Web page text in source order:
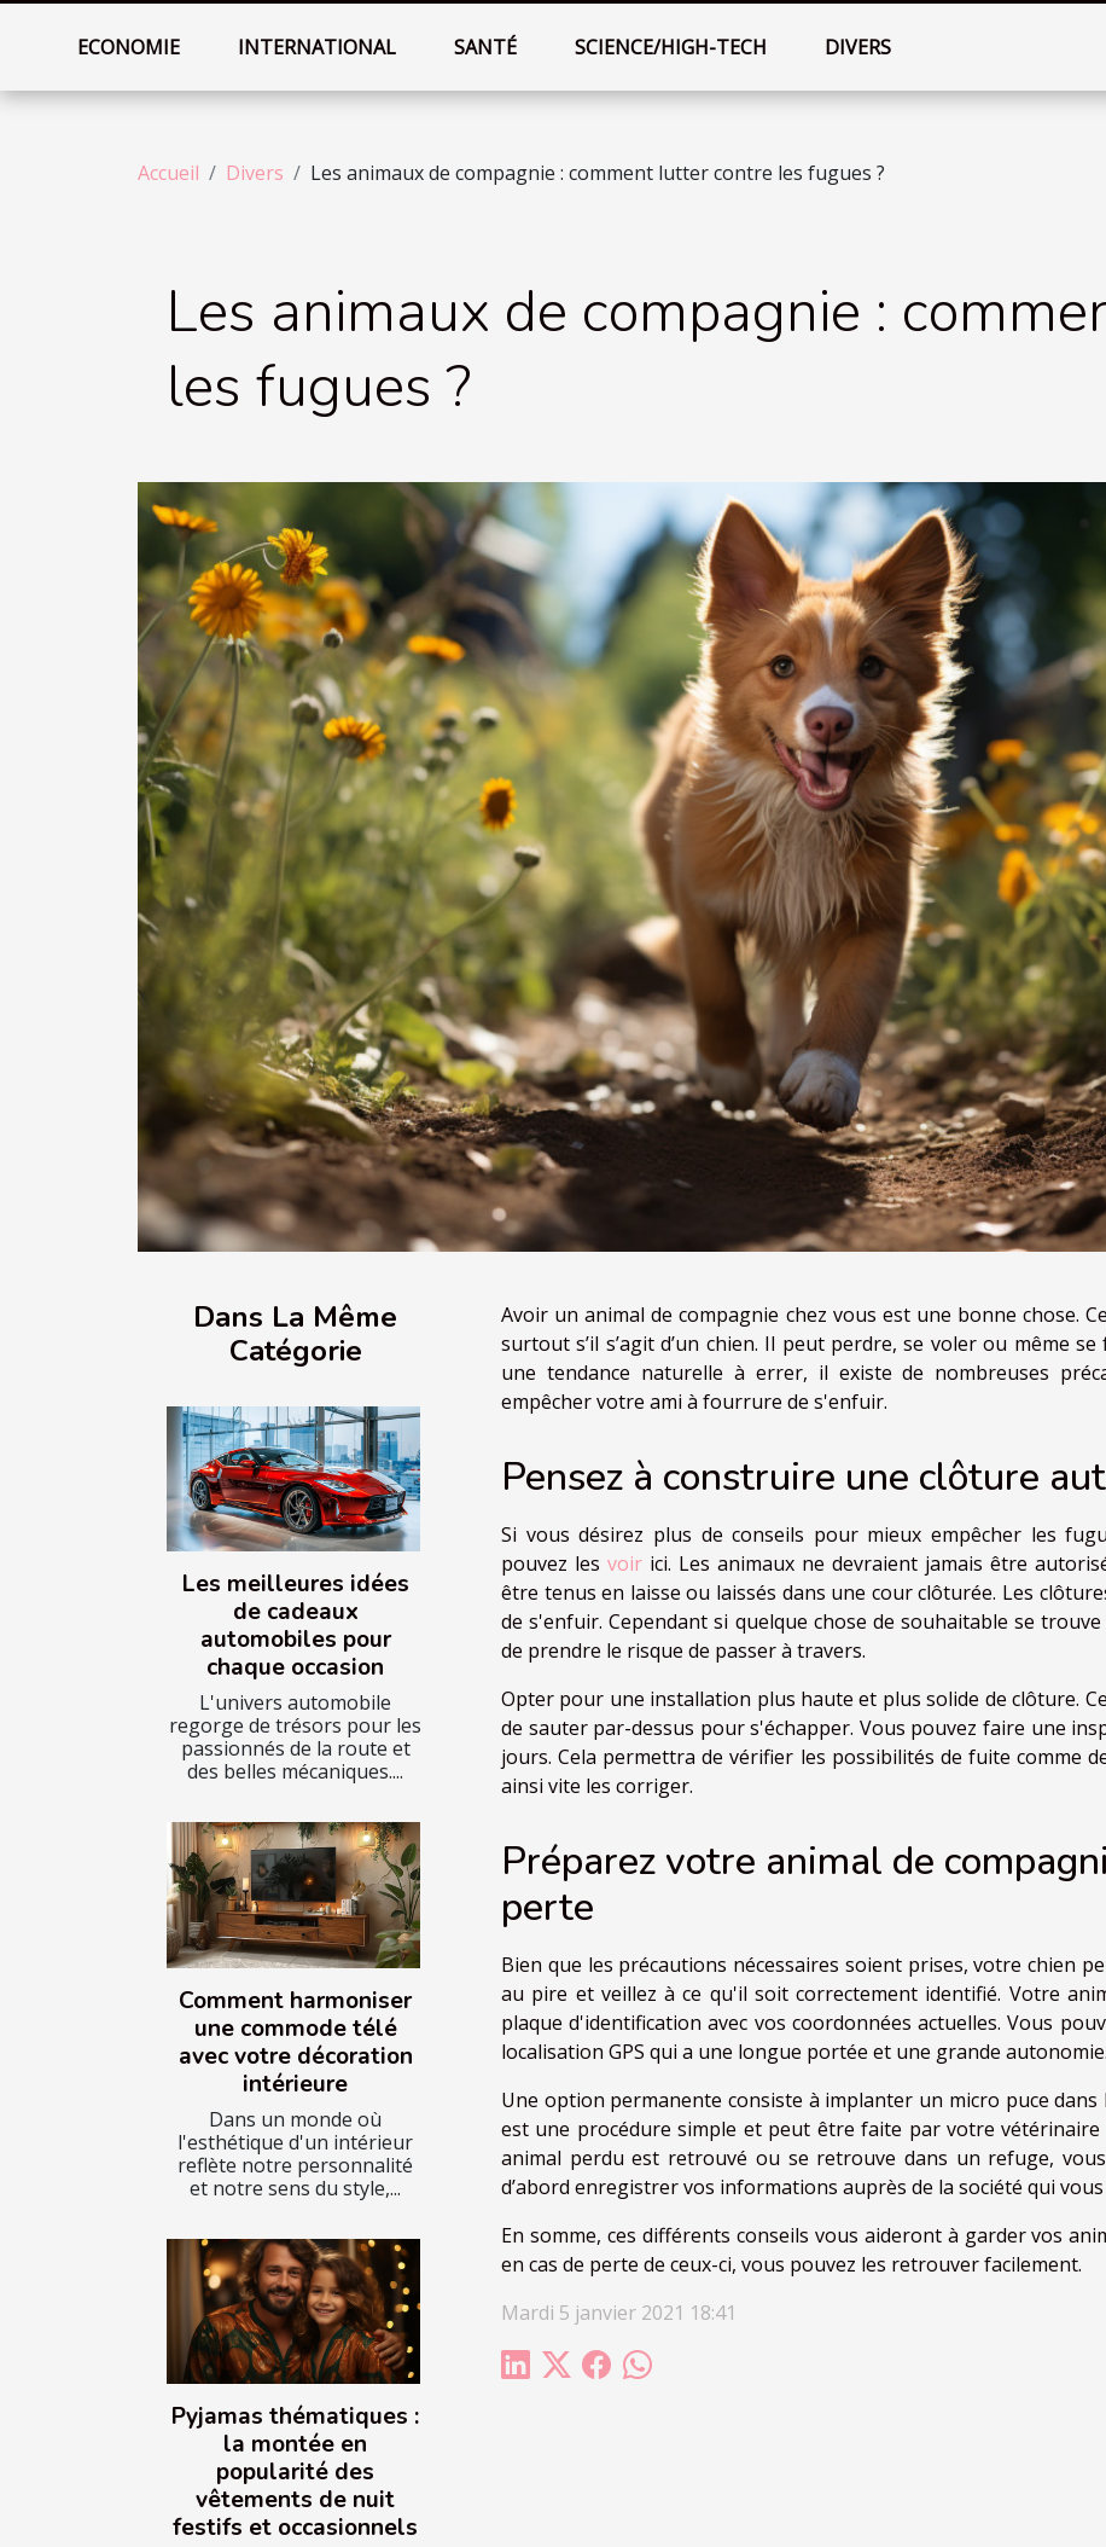
ECONOMIE INTERNATIONAL SANTÉ SCIENCE/HIGH-TECH DIVERS
Accueil Divers Les animaux de compagnie : comment lutter contre les fugues ?
Les animaux de compagnie :
les fugues ?
Dans La Même
Catégorie
Les meilleures idées
de cadeaux
automobiles pour
chaque occasion
L'univers automobile
regorge de trésors pour les
passionnés de la route et
des belles mécaniques....
Comment harmoniser
une commode télé
avec votre décoration
intérieure
Dans un monde où
l'esthétique d'un intérieur
reflète notre personnalité
et notre sens du style,...
Pyjamas thématiques :
la montée en
popularité des
vêtements de nuit
festifs et occasionnels
Avoir un animal de compagnie chez vous est une bonne chose.
surtout s’il s’agit d’un chien. Il peut perdre, se voler ou même
une tendance naturelle à errer, il existe de nombreuses
empêcher votre ami à fourrure de s'enfuir.
Pensez à construire une clôture
Si vous désirez plus de conseils pour mieux empêcher les
pouvez les voir ici. Les animaux ne devraient jamais être
être tenus en laisse ou laissés dans une cour clôturée. Les
de s'enfuir. Cependant si quelque chose de souhaitable se
de prendre le risque de passer à travers.
Opter pour une installation plus haute et plus solide de clôture.
de sauter par-dessus pour s'échapper. Vous pouvez faire une
jours. Cela permettra de vérifier les possibilités de fuite comme
ainsi vite les corriger.
Préparez votre animal de
perte
Bien que les précautions nécessaires soient prises, votre chien
au pire et veillez à ce qu'il soit correctement identifié. Votre
plaque d'identification avec vos coordonnées actuelles. Vous
localisation GPS qui a une longue portée et une grande autonomie.
Une option permanente consiste à implanter un micro puce
est une procédure simple et peut être faite par votre
animal perdu est retrouvé ou se retrouve dans un refuge,
d’abord enregistrer vos informations auprès de la société qui
En somme, ces différents conseils vous aideront à garder vos
en cas de perte de ceux-ci, vous pouvez les retrouver facilement.
Mardi 5 janvier 2021 18:41